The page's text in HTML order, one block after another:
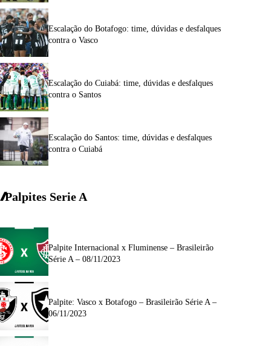
Escalação do Botafogo: time, dúvidas e desfalques
contra o Vasco
Escalação do Cuiabá: time, dúvidas e desfalques
contra o Santos
Escalação do Santos: time, dúvidas e desfalques
contra o Cuiabá
Palpites Serie A
Palpite Internacional x Fluminense – Brasileirão
Série A – 08/11/2023
Palpite: Vasco x Botafogo – Brasileirão Série A –
06/11/2023